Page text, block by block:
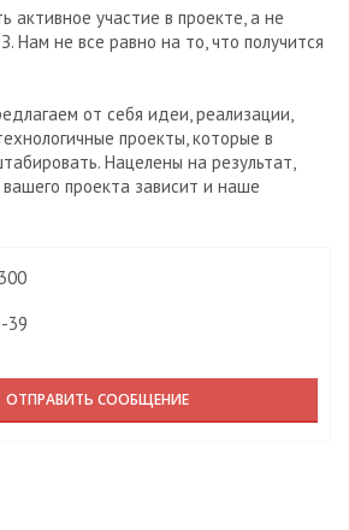
активное участие в проекте, а не
Нам не все равно на то, что получится
от себя идеи, реализации,
проекты, которые в
Нацелены на результат,
проекта зависит и наше
39
ОТПРАВИТЬ СООБЩЕНИЕ